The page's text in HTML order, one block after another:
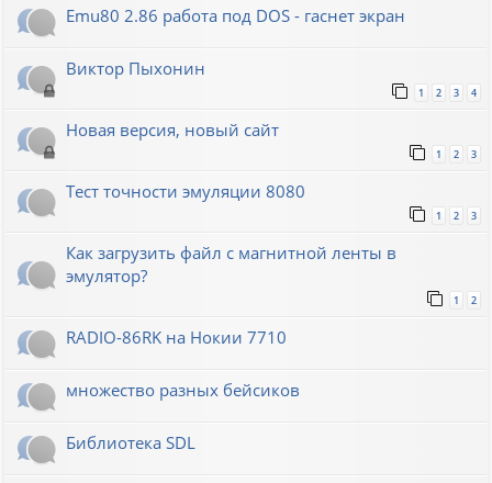
Emu80 2.86 работа под DOS - гаснет экран
Виктор Пыхонин
1 2 3 4
Новая версия, новый сайт
1 2 3
Тест точности эмуляции 8080
1 2 3
Как загрузить файл с магнитной ленты в
эмулятор?
1 2
RADIO-86RK на Нокии 7710
множество разных бейсиков
Библиотека SDL